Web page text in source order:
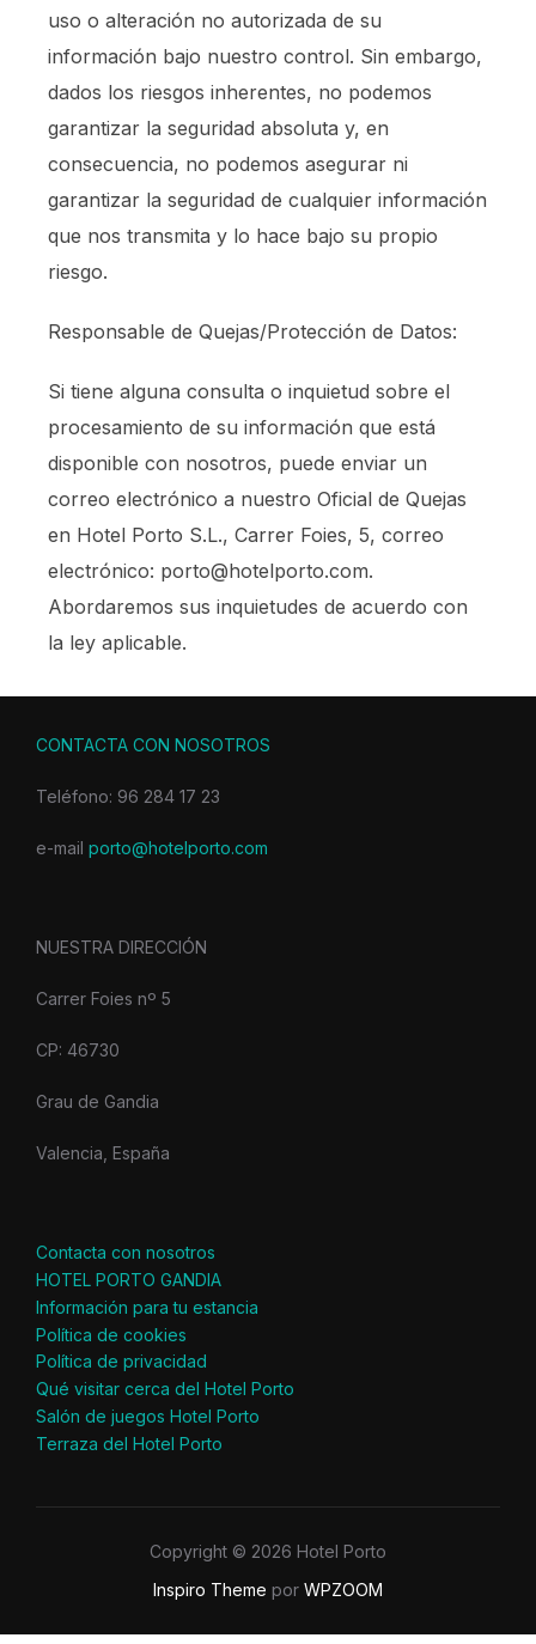
uso o alteración no autorizada de su
información bajo nuestro control. Sin embargo,
dados los riesgos inherentes, no podemos
garantizar la seguridad absoluta y, en
consecuencia, no podemos asegurar ni
garantizar la seguridad de cualquier información
que nos transmita y lo hace bajo su propio
riesgo.
Responsable de Quejas/Protección de Datos:
Si tiene alguna consulta o inquietud sobre el
procesamiento de su información que está
disponible con nosotros, puede enviar un
correo electrónico a nuestro Oficial de Quejas
en Hotel Porto S.L., Carrer Foies, 5, correo
electrónico: porto@hotelporto.com.
Abordaremos sus inquietudes de acuerdo con
la ley aplicable.
CONTACTA CON NOSOTROS
Teléfono: 96 284 17 23
e-mail porto@hotelporto.com
NUESTRA DIRECCIÓN
Carrer Foies nº 5
CP: 46730
Grau de Gandia
Valencia, España
Contacta con nosotros
HOTEL PORTO GANDIA
Información para tu estancia
Política de cookies
Política de privacidad
Qué visitar cerca del Hotel Porto
Salón de juegos Hotel Porto
Terraza del Hotel Porto
Copyright © 2026 Hotel Porto
Inspiro Theme por WPZOOM